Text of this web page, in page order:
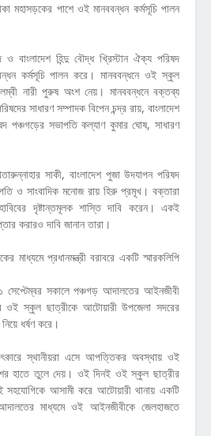
মহাসড়কের পাশে ওই মানববন্ধন কর্মসূচি পালন
ও বাংলাদেশ হিন্দু বৌদ্ধ খ্রিস্টান ঐক্য পরিষদ
কর্মসূচি পালন করে। মানববন্ধনে ওই স্কুল
নারী পুরুষ অংশ নেয়। মানববন্ধনে বক্তব্য
সাধারণ সম্পাদক বিপেন চন্দ্র রায়, বাংলাদেশ
পঞ্চগড়ের সভাপতি কল্যাণ কুমার ঘোষ, সাধারণ
সাকী, বাংলাদেশ পুজা উদযাপন পরিষদ
ও সাংবাদিক মনোজ রায় হিরু প্রমূখ। বক্তারা
দৃষ্টান্তমূলক শাস্তি দাবি করেন। একই
করারও দাবি জানান তারা।
মাধ্যমে প্রধানমন্ত্রী বরাবরে একটি স্মারকলিপি
সেপ্টেম্বর সকালে পঞ্চগড় আদালতের আইনজীবী
ওই স্কুল ছাত্রীকে আটোয়ারী উপজেলা সদরের
ধর্ষণ করে।
স্থানীয়রা এসে আপত্তিকর অবস্থায় ওই
হাতে তুলে দেয়। ওই দিনই ওই স্কুল ছাত্রীর
আসামী করে আটোয়ারী থানায় একটি
মাধ্যমে ওই আইনজীবীকে জেলহাজতে